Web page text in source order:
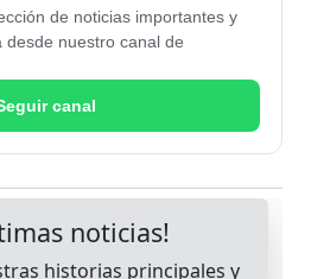
de noticias importantes y
desde nuestro canal de
canal